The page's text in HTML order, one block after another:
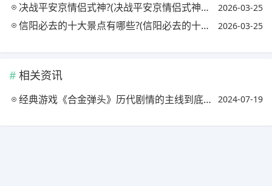
决战平安京情侣式神?(决战平安京情侣式神怎么获得) 2026-03-25
信阳必去的十大景点有哪些?(信阳必去的十大景点有哪些地方) 2026-03-25
相关资讯
经典游戏《合金弹头》历代剧情的主线到底讲了些什么?(合金弹头系列剧情讲解) 2024-07-19